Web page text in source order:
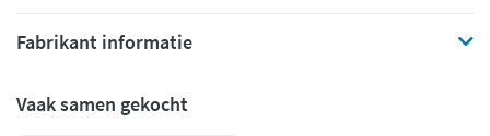
Fabrikant informatie
Vaak samen gekocht